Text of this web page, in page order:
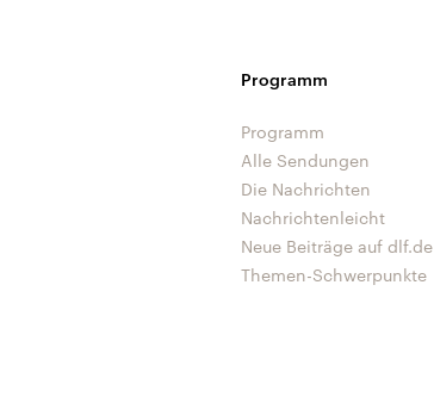
Programm
Programm
Alle Sendungen
Die Nachrichten
Nachrichtenleicht
Neue Beiträge auf dlf.de
Themen-Schwerpunkte